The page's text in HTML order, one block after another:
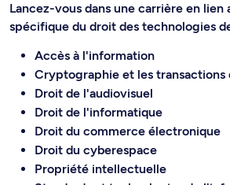
Lancez-vous dans une carrière en lien
spécifique du droit des technologies
Accès à l'information
Cryptographie et les transactions
Droit de l'audiovisuel
Droit de l'informatique
Droit du commerce électronique
Droit du cyberespace
Propriété intellectuelle